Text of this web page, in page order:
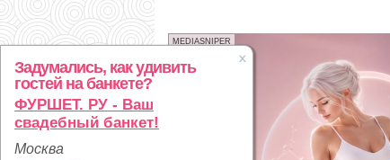
Задумались, как удивить
гостей на банкете?
ФУРШЕТ. РУ - Ваш
свадебный банкет!
Москва
MEDIASNIPER